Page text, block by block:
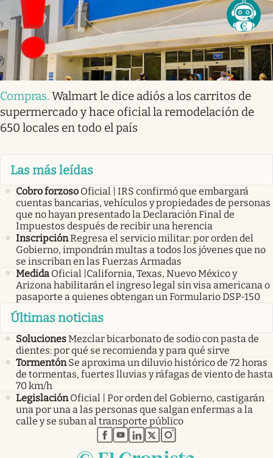
Compras. Walmart le dice adiós a los carritos de
supermercado y hace oficial la remodelación de
650 locales en todo el país
Las más leídas
Cobro forzoso Oficial | IRS confirmó que embargará
cuentas bancarias, vehículos y propiedades de personas
que no hayan presentado la Declaración Final de
Impuestos después de recibir una herencia
InscripciónRegresa el servicio militar: por orden del
Gobierno, impondrán multas a todos los jóvenes que no
se inscriban en las Fuerzas Armadas
Medida Oficial |California, Texas, Nuevo México y
Arizona habilitarán el ingreso legal sin visa americana o
pasaporte a quienes obtengan un Formulario DSP-150
Últimas noticias
SolucionesMezclar bicarbonato de sodio con pasta de
dientes: por qué se recomienda y para qué sirve
Tormentón Se aproxima un diluvio histórico de 72 horas
de tormentas, fuertes lluvias y ráfagas de viento de hasta
70 km/h
Legislación Oficial | Por orden del Gobierno, castigarán
una por una a las personas que salgan enfermas a la
calle y se suban al transporte público
abre en nueva pestaña
abre en nueva pestaña
abre en nueva pestaña
abre en nueva pestaña
abre en nueva pestaña